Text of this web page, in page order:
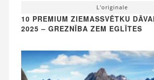
L'originale
10 PREMIUM ZIEMASSVĒTKU
2025 – GREZNĪBA ZEM EGLĪTES